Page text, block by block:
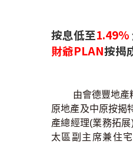
按息低至1.49%
財爺PLAN按揭
由會德豐地產
原地產及中原按揭
產總經理(業務拓
太區副主席兼住